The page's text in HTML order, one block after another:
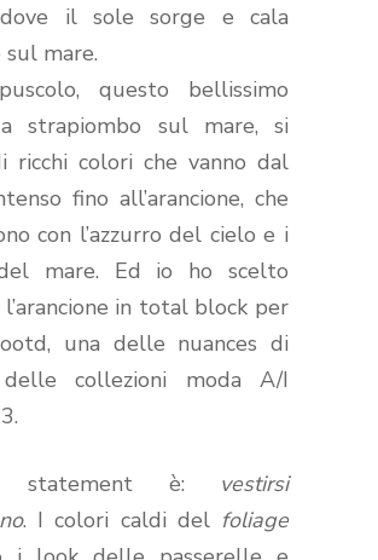
il sole sorge e cala
mare.
questo bellissimo
strapiombo sul mare, si
ricchi colori che vanno dal
fino all’arancione, che
con l’azzurro del cielo e i
mare. Ed io ho scelto
in total block per
una delle nuances di
collezioni moda A/I
statement è: vestirsi
. I colori caldi del foliage